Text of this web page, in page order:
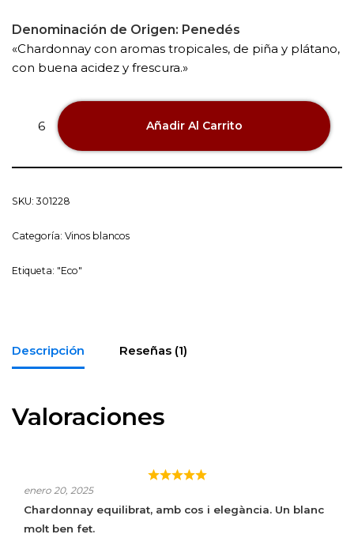
Denominación de Origen: Penedés
«Chardonnay con aromas tropicales, de piña y plátano,
con buena acidez y frescura.»
Añadir Al Carrito
SKU: 301228
Categoría: Vinos blancos
Etiqueta: "Eco"
Descripción Reseñas (1)
Valoraciones
TORRES ATRIUM CHARDONNAY
enero 20, 2025
Chardonnay equilibrat, amb cos i elegància. Un blanc
molt ben fet.